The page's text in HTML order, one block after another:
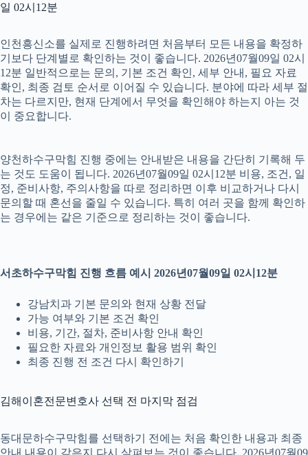
일 02시12분
인천흥신소를 실제로 진행하려면 처음부터 모든 내용을 확정하
기보다 단계별로 확인하는 것이 좋습니다. 2026년07월09일 02시
12분 일반적으로는 문의, 기본 조건 확인, 세부 안내, 필요 자료
확인, 최종 검토 순서로 이어질 수 있습니다. 분야에 따라 세부 절
차는 다르지만, 현재 단계에서 무엇을 확인해야 하는지 아는 것
이 중요합니다.
양천하수구막힘 진행 중에는 안내받은 내용을 간단히 기록해 두
는 것도 도움이 됩니다. 2026년07월09일 02시12분 비용, 조건, 일
정, 준비사항, 주의사항을 따로 정리하면 이후 비교하거나 다시
문의할 때 혼선을 줄일 수 있습니다. 특히 여러 곳을 함께 확인하
는 경우에는 같은 기준으로 정리하는 것이 좋습니다.
서초하수구막힘 진행 흐름 예시 2026년07월09일 02시12분
강남치과 기본 문의와 현재 상황 전달
가능 여부와 기본 조건 확인
비용, 기간, 절차, 준비사항 안내 확인
필요한 자료와 개인정보 활용 범위 확인
최종 진행 전 조건 다시 확인하기
김해이혼전문변호사 선택 전 마지막 점검
동대문하수구막힘를 선택하기 전에는 처음 확인한 내용과 최종